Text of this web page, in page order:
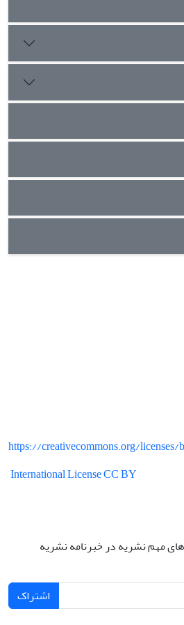
داده است.
https://creativecommons.org/
International License CC BY
های مهم نشریه در خبرنامه نشریه
اشتراک